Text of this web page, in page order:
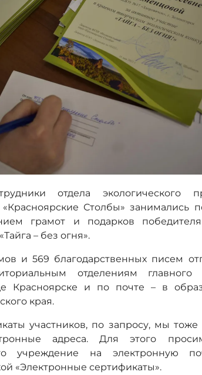
отдела экологического
Столбы» занимались
грамот и подарков
– без огня».
и 569 благодарственных писем
отделениям главного
Красноярске и по почте – в
края.
участников, по запросу, мы тоже
адреса. Для этого
учреждение на электронную
«Электронные сертификаты».